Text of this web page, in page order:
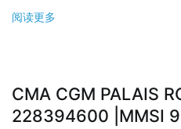
阅读更多
CMA CGM PALAIS
228394600 |MMSI